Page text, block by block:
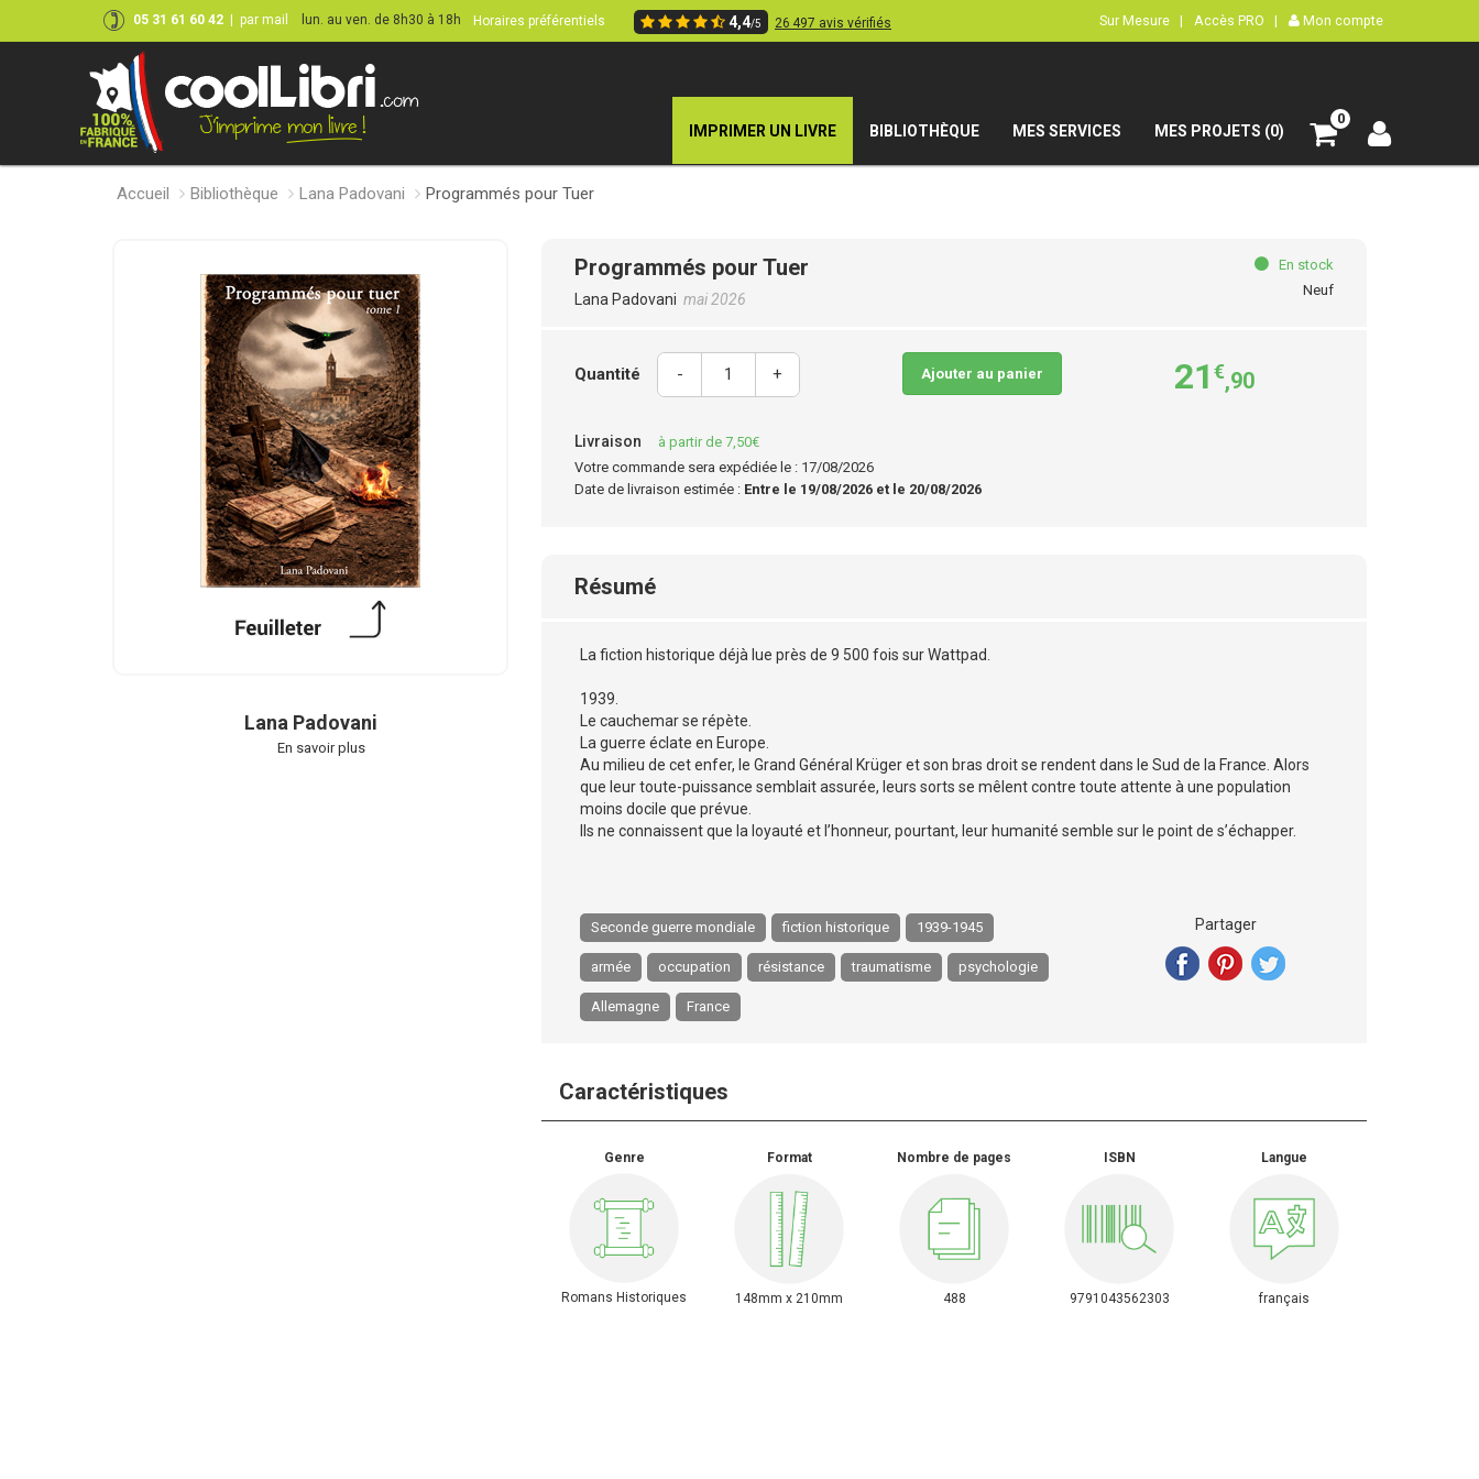
05 31 61 60 42 par mail lun. au ven. de 8h30 à 18h Horaires préférentiels 4,4/5 26 497 avis vérifiés Sur Mesure | Accès PRO | Mon compte
IMPRIMER UN LIVRE BIBLIOTHÈQUE MES SERVICES MES PROJETS (0)
0
Accueil Bibliothèque Lana Padovani Programmés pour Tuer
Lana Padovani
En savoir plus
Programmés pour Tuer
Lana Padovani mai 2026
En stock
Neuf
Quantité - + Ajouter au panier 21 €,90
Livraison
à partir de 7,50€
Votre commande sera expédiée le : 17/08/2026
Date de livraison estimée : Entre le 19/08/2026 et le 20/08/2026
Résumé
La fiction historique déjà lue près de 9 500 fois sur Wattpad.
1939.
Le cauchemar se répète.
La guerre éclate en Europe.
Au milieu de cet enfer, le Grand Général Krüger et son bras droit se rendent dans le Sud de la France. Alors
que leur toute-puissance semblait assurée, leurs sorts se mêlent contre toute attente à une population
moins docile que prévue.
Ils ne connaissent que la loyauté et l’honneur, pourtant, leur humanité semble sur le point de s’échapper.
Seconde guerre mondiale fiction historique 1939-1945
armée occupation résistance traumatisme psychologie
Allemagne France
Partager
Caractéristiques
Genre
Romans Historiques
Format
148mm x 210mm
Nombre de pages
488
ISBN
9791043562303
Langue
français